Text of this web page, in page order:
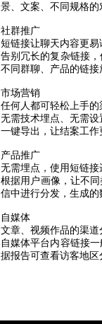
景、文案、不同规格
社群推广
短链接让聊天内容更易
告别冗长的复杂链接
不同群聊、产品的链
市场营销
任何人都可轻松上手
无需技术埋点、无需
一键导出，让结案工
产品推广
无需埋点，使用短链接
根据用户画像，让不
信中进行分发，生成
自媒体
文章、视频作品的渠
自媒体平台内容链接
据报告可查看访客地